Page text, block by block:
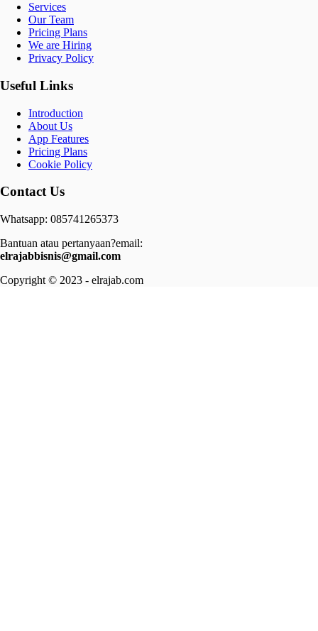
Services
Our Team
Pricing Plans
We are Hiring
Privacy Policy
Useful Links
Introduction
About Us
App Features
Pricing Plans
Cookie Policy
Contact Us
Whatsapp: 085741265373
Bantuan atau pertanyaan?email:
elrajabbisnis@gmail.com
Copyright © 2023 - elrajab.com